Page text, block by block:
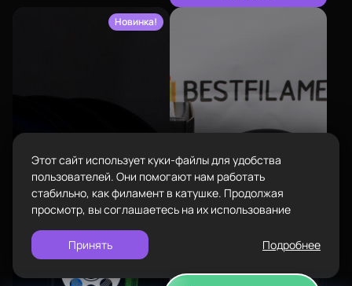
Новинка!
Подарочные сертификаты
ул.Проезжая дом 9а
проложить
написать
Политика конфиденциальности
Этот сайт использует куки-файлы для удобства
пользователей. Они помогают нам работать
стабильно, как филамент в катушке. Продолжая
просмотр, вы соглашаетесь на их использование
Принять Подробнее